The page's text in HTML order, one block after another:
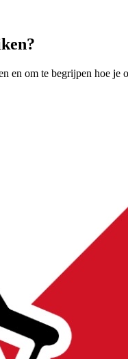
en om te begrijpen hoe